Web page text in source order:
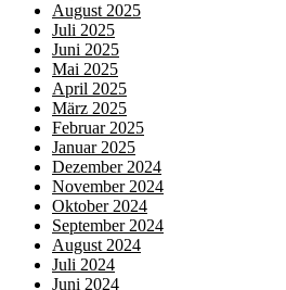
August 2025
Juli 2025
Juni 2025
Mai 2025
April 2025
März 2025
Februar 2025
Januar 2025
Dezember 2024
November 2024
Oktober 2024
September 2024
August 2024
Juli 2024
Juni 2024